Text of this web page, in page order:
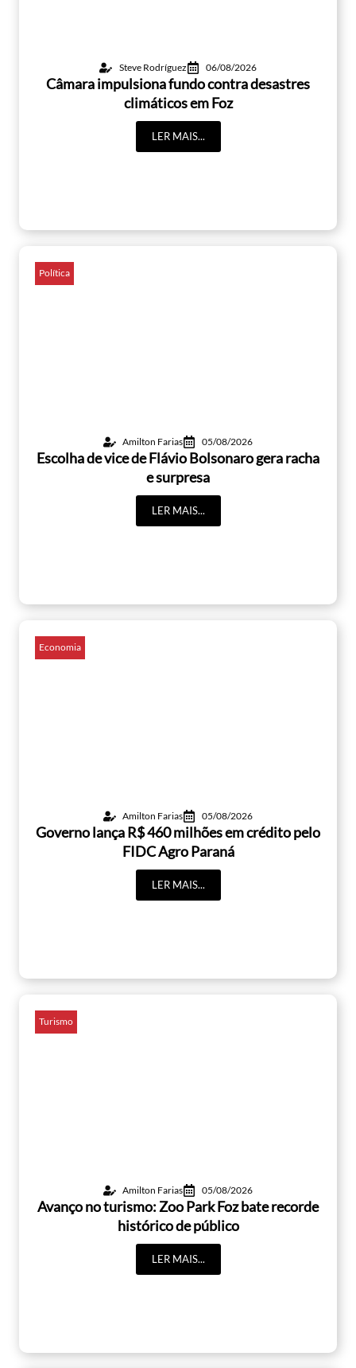
Steve Rodríguez 06/08/2026
Câmara impulsiona fundo contra desastres
climáticos em Foz
LER MAIS...
Política
Amilton Farias 05/08/2026
Escolha de vice de Flávio Bolsonaro gera racha
e surpresa
LER MAIS...
Economia
Amilton Farias 05/08/2026
Governo lança R$ 460 milhões em crédito pelo
FIDC Agro Paraná
LER MAIS...
Turismo
Amilton Farias 05/08/2026
Avanço no turismo: Zoo Park Foz bate recorde
histórico de público
LER MAIS...